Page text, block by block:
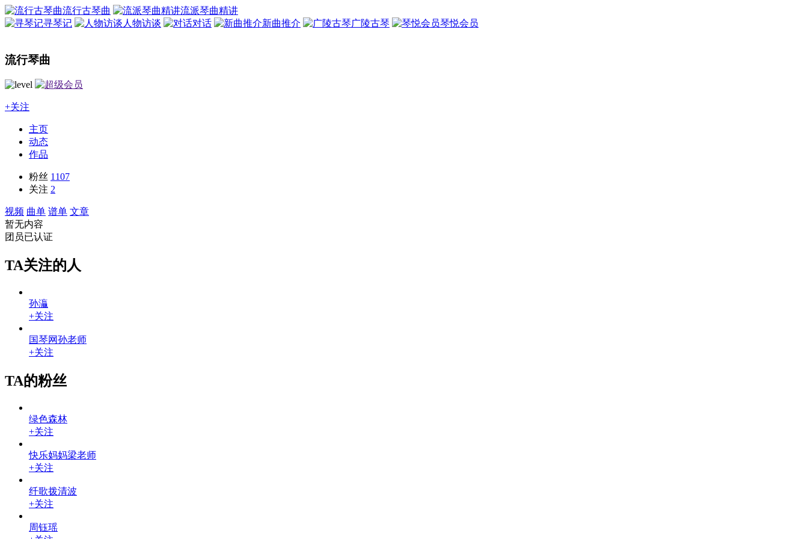
流行古琴曲
流派琴曲精讲
寻琴记
人物访谈 对话 新曲推介 广陵古琴 琴悦会员
流行琴曲
+关注
主页
动态
作品
粉丝 1107
关注 2
视频 曲单 谱单 文章
暂无内容
团员已认证
TA关注的人
孙灜
+关注
国琴网孙老师
+关注
TA的粉丝
绿色森林
+关注
快乐妈妈梁老师
+关注
纤歌拨清波
+关注
周钰瑶